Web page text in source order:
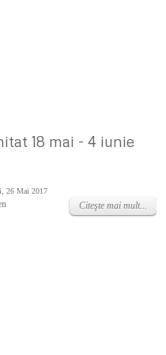
18 mai - 4 iunie
26 Mai 2017
Citeşte mai mult...